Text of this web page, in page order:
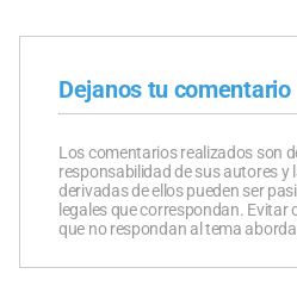
Dejanos tu comentario
Los comentarios realizados son
responsabilidad de sus autores y
derivadas de ellos pueden ser
legales que correspondan.
que no respondan al tema